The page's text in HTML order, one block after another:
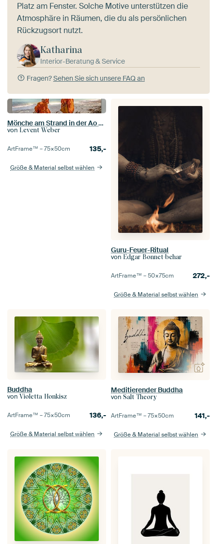
Platz am Fenster. Solche Motive unterstützen die
Atmosphäre in Räumen, die du als persönlichen
Rückzugsort nutzt.
Katharina
Interior-Beratung & Service
Fragen?Sehen Sie sich unsere FAQ an
Mönche am Strand in der Ao Khao Kwai Bucht
von Levent Weber
ArtFrame™ –75×50cm 135,-
Größe & Material selbst wählen
Guru-Feuer-Ritual
von Edgar Bonnet-behar
ArtFrame™ –50×75cm 272,-
Größe & Material selbst wählen
Buddha
von Violetta Honkisz
ArtFrame™ –75×50cm 136,-
Größe & Material selbst wählen
Meditierender Buddha
von Salt Theory
ArtFrame™ –75×50cm 141,-
Größe & Material selbst wählen